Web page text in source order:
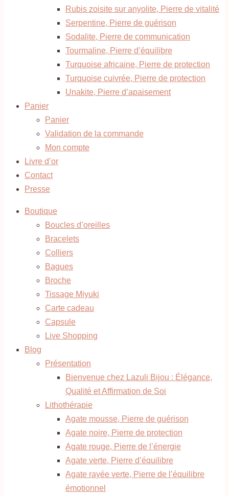
Rubis zoisite sur anyolite, Pierre de vitalité
Serpentine, Pierre de guérison
Sodalite, Pierre de communication
Tourmaline, Pierre d’équilibre
Turquoise africaine, Pierre de protection
Turquoise cuivrée, Pierre de protection
Unakite, Pierre d’apaisement
Panier
Panier
Validation de la commande
Mon compte
Livre d’or
Contact
Presse
Boutique
Boucles d’oreilles
Bracelets
Colliers
Bagues
Broche
Tissage Miyuki
Carte cadeau
Capsule
Live Shopping
Blog
Présentation
Bienvenue chez Lazuli Bijou : Élégance,
Qualité et Affirmation de Soi
Lithothérapie
Agate mousse, Pierre de guérison
Agate noire, Pierre de protection
Agate rouge, Pierre de l’énergie
Agate verte, Pierre d’équilibre
Agate rayée verte, Pierre de l’équilibre
émotionnel